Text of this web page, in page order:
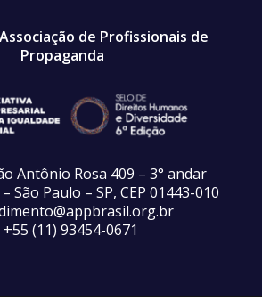
de Profissionais de
Propaganda
Antônio Rosa 409 – 3° andar
São Paulo – SP, CEP 01443-010
+55 (11) 93454-0671